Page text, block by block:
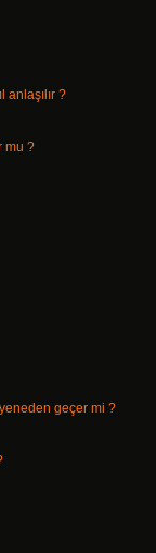
anlaşılır ?
mu ?
geçer mi ?